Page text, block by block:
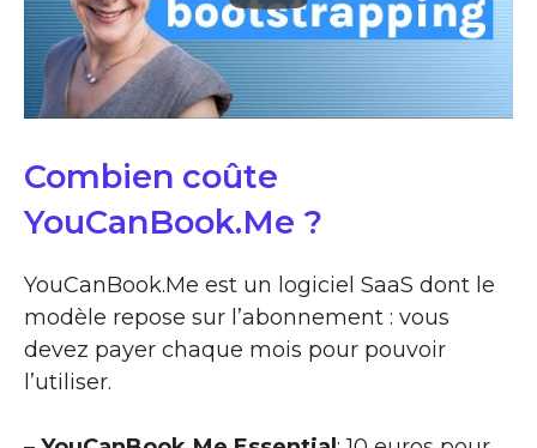
Combien coûte
YouCanBook.Me ?
YouCanBook.Me est un logiciel SaaS dont le
modèle repose sur l’abonnement : vous
devez payer chaque mois pour pouvoir
l’utiliser.